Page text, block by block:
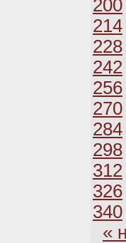
200
214
228
242
256
270
284
298
312
326
340
«